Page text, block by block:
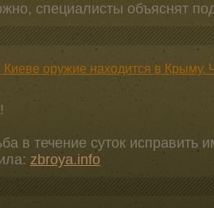
специалисты объяснят
Киеве оружие находится в Крыму.
в течение суток
zbroya.info